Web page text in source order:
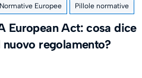
Normative Europee Pillole normative
European Act: cosa dice
nuovo regolamento?